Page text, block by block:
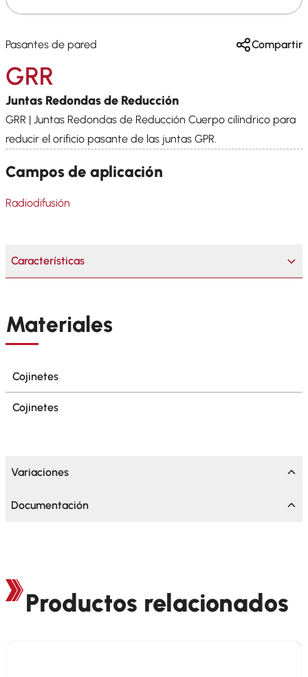
Pasantes de pared Compartir
GRR
Juntas Redondas de Reducción
GRR | Juntas Redondas de Reducción Cuerpo cilíndrico para
reducir el orificio pasante de las juntas GPR.
Campos de aplicación
Radiodifusión
Características
Materiales
Cojinetes
Cojinetes
Variaciones
Documentación
Productos relacionados